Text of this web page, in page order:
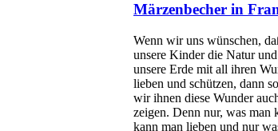
Märzenbecher in
Wenn wir uns wünschen,
unsere Kinder die Natur und
unsere Erde mit all ihren
lieben und schützen, dann
wir ihnen diese Wunder
zeigen. Denn nur, was man
kann man lieben und nur